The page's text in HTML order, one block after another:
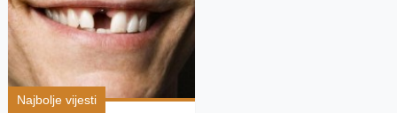
Najbolje vijesti